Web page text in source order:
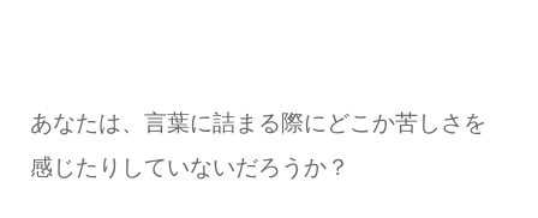
あなたは、言葉に詰まる際にどこか苦しさを
感じたりしていないだろうか？